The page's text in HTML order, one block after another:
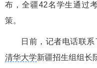
布，全疆42名学生通过
策。
日前，记者电话联
清华大学新疆招生组组长